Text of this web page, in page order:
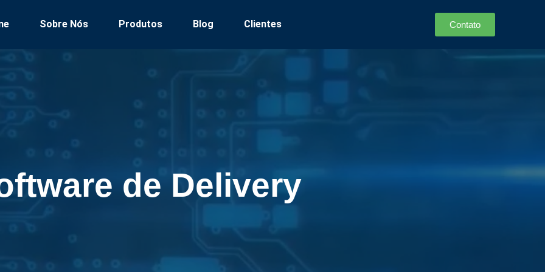
Sobre Nós Produtos Blog Clientes Contato
de Delivery